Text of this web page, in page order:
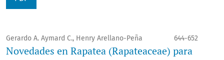
Gerardo A. Aymard C., Henry Arellano-Peña 644-652
Novedades en Rapatea (Rapateaceae) para